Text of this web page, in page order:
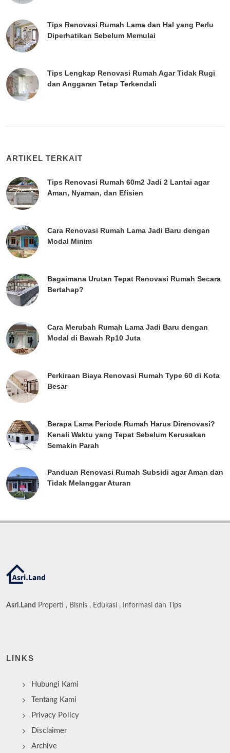
Tips Renovasi Rumah Lama dan Hal yang Perlu
Diperhatikan Sebelum Memulai
Tips Lengkap Renovasi Rumah Agar Tidak Rugi
dan Anggaran Tetap Terkendali
ARTIKEL TERKAIT
Tips Renovasi Rumah 60m2 Jadi 2 Lantai agar
Aman, Nyaman, dan Efisien
Cara Renovasi Rumah Lama Jadi Baru dengan
Modal Minim
Bagaimana Urutan Tepat Renovasi Rumah Secara
Bertahap?
Cara Merubah Rumah Lama Jadi Baru dengan
Modal di Bawah Rp10 Juta
Perkiraan Biaya Renovasi Rumah Type 60 di Kota
Besar
Berapa Lama Periode Rumah Harus Direnovasi?
Kenali Waktu yang Tepat Sebelum Kerusakan
Semakin Parah
Panduan Renovasi Rumah Subsidi agar Aman dan
Tidak Melanggar Aturan
Asri.Land Properti , Bisnis , Edukasi , Informasi dan Tips
LINKS
Hubungi Kami
Tentang Kami
Privacy Policy
Disclaimer
Archive